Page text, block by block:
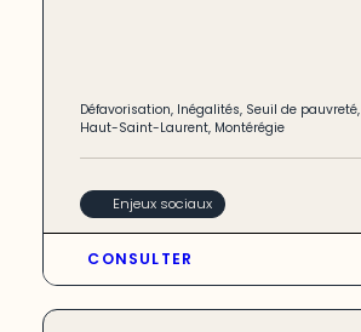
Défavorisation, Inégalités, Seuil de pauvreté,
Haut-Saint-Laurent, Montérégie
Enjeux sociaux
CONSULTER